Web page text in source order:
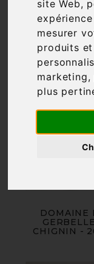
site Web,
mesurer
produits
marketing,
plus
Pertinence
DOMAINE
CHIGNIN -